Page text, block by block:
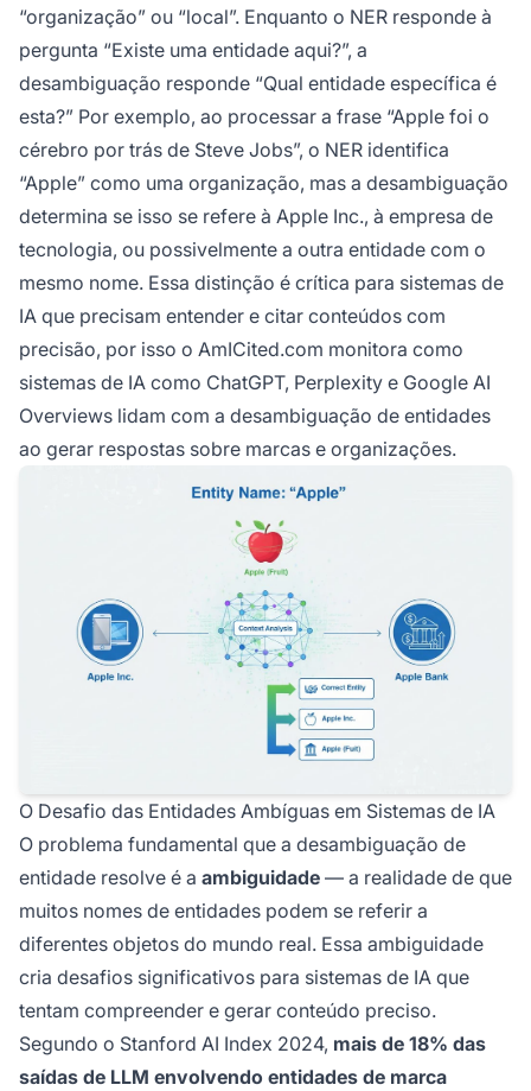
“organização” ou “local”. Enquanto o NER responde à
pergunta “Existe uma entidade aqui?”, a
desambiguação responde “Qual entidade específica é
esta?” Por exemplo, ao processar a frase “Apple foi o
cérebro por trás de Steve Jobs”, o NER identifica
“Apple” como uma organização, mas a desambiguação
determina se isso se refere à Apple Inc., à empresa de
tecnologia, ou possivelmente a outra entidade com o
mesmo nome. Essa distinção é crítica para sistemas de
IA que precisam entender e citar conteúdos com
precisão, por isso o AmICited.com monitora como
sistemas de IA como ChatGPT, Perplexity e Google AI
Overviews lidam com a desambiguação de entidades
ao gerar respostas sobre marcas e organizações.
O Desafio das Entidades Ambíguas em Sistemas de IA
O problema fundamental que a desambiguação de
entidade resolve é a ambiguidade — a realidade de que
muitos nomes de entidades podem se referir a
diferentes objetos do mundo real. Essa ambiguidade
cria desafios significativos para sistemas de IA que
tentam compreender e gerar conteúdo preciso.
Segundo o Stanford AI Index 2024, mais de 18% das
saídas de LLM envolvendo entidades de marca